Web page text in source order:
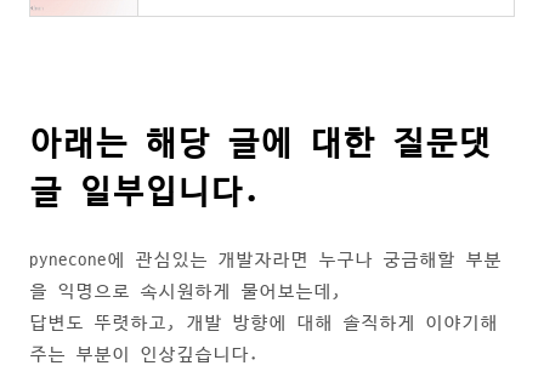
아래는 해당 글에 대한 질문댓
글 일부입니다.
pynecone에 관심있는 개발자라면 누구나 궁금해할 부분
을 익명으로 속시원하게 물어보는데,
답변도 뚜렷하고, 개발 방향에 대해 솔직하게 이야기해
주는 부분이 인상깊습니다.